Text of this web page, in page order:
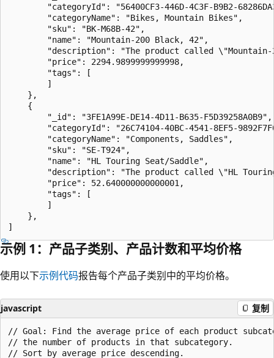
"categoryId": "56400CF3-446D-4C3F-B9B2-
        "categoryName": "Bikes, Mountain Bikes",
        "sku": "BK-M68B-42",
        "name": "Mountain-200 Black, 42",
"description": "The product called
        "price": 2294.9899999999998,
        "tags": [
        ]
    },
    {
        "_id": "3FE1A99E-DE14-4D11-B635-F5D39258A0B9",
"categoryId": "26C74104-40BC-4541-8EF5-
        "categoryName": "Components, Saddles",
        "sku": "SE-T924",
        "name": "HL Touring Seat/Saddle",
"description": "The product called \"HL
        "price": 52.640000000000001,
        "tags": [
        ]
    },
示例 1：产品子类别、产品计数和平均价格
使用以下示例代码报告每个产品子类别中的平均价格。
javascript 复制
// Goal: Find the average price of each product
// the number of products in that subcategory.
// Sort by average price descending.